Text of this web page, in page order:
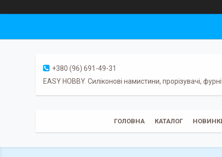
+380 (96) 691-49-31
EASY HOBBY. Силіконові намистини, прорізувачі,
ГОЛОВНА КАТАЛОГ